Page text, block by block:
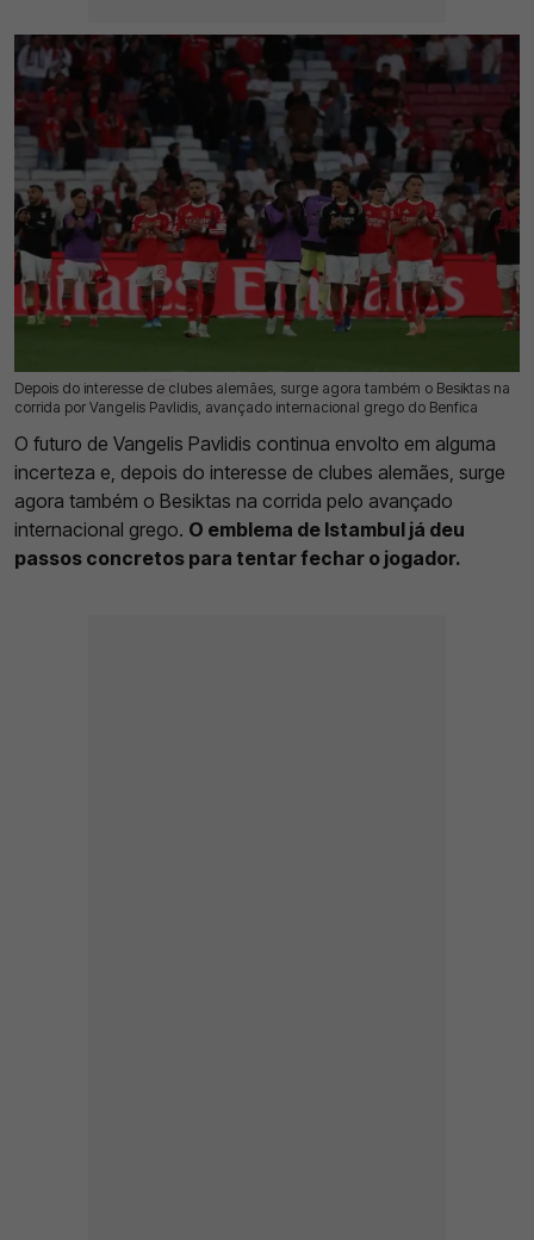
Depois do interesse de clubes alemães, surge agora também o Besiktas na
corrida por Vangelis Pavlidis, avançado internacional grego do Benfica
22 Mai 2026 | 11:05 | 0
O futuro de Vangelis Pavlidis continua envolto em alguma
incerteza e, depois do interesse de clubes alemães, surge
agora também o Besiktas na corrida pelo avançado
internacional grego. O emblema de Istambul já deu
passos concretos para tentar fechar o jogador.